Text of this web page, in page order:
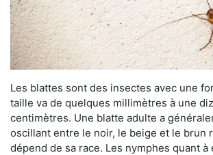
Les blattes sont des insectes avec une
taille va de quelques millimètres à une
centimètres. Une blatte adulte a
oscillant entre le noir, le beige et le brun
dépend de sa race. Les nymphes quant